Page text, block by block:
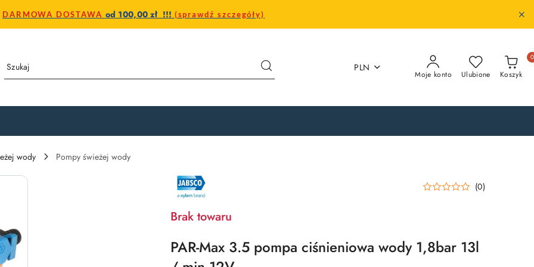
DARMOWA DOSTAWA od 100,00 zł !!! (sprawdź szczegóły)
PLN
Moje konto Ulubione Koszyk
0
wody
Pompy świeżej wody
NAZWA
PRODUCENTA:
JABSCO
(0)
Brak towaru
PAR-Max 3.5 pompa ciśnieniowa wody 1,8bar 13l